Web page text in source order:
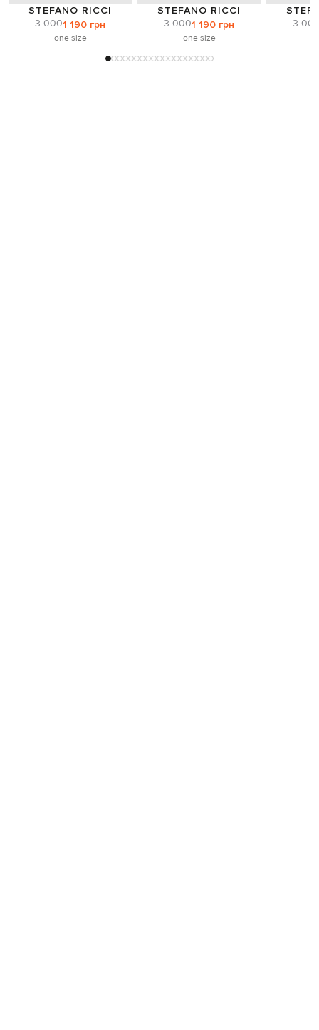
STEFANO RICCI
3 0001 190 грн
one size
STEFANO RICCI
3 0001 190 грн
one size
3